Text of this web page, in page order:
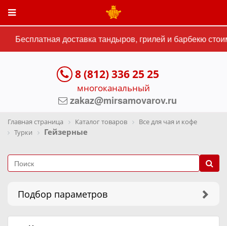
Бесплатная доставка тандыров, грилей и барбекю
8 (812) 336 25 25
многоканальный
zakaz@mirsamovarov.ru
Главная страница Каталог товаров
Все для чая и кофе
Турки
Гейзерные
Подбор параметров